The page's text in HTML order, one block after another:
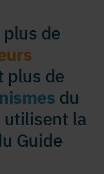
de
plus de
du
utilisent la
Guide